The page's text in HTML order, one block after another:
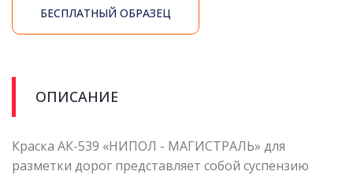
БЕСПЛАТНЫЙ ОБРАЗЕЦ
ОПИСАНИЕ
Краска АК-539 «НИПОЛ - МАГИСТРАЛЬ» для
разметки дорог представляет собой суспензию